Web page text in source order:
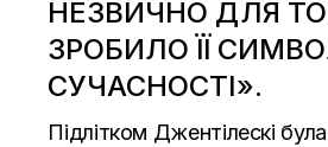
НЕЗВИЧНО ДЛЯ
ЗРОБИЛО ЇЇ
СУЧАСНОСТІ».
Підлітком Джентілескі